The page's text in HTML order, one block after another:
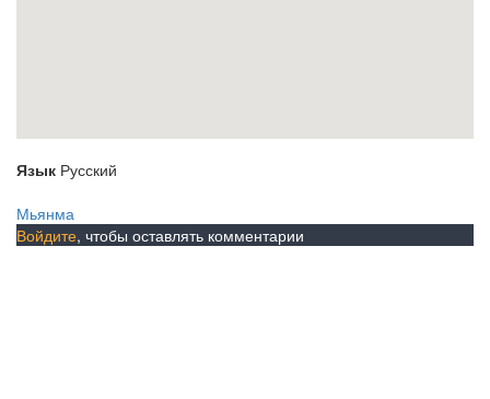
Язык Русский
Мьянма
Войдите, чтобы оставлять комментарии